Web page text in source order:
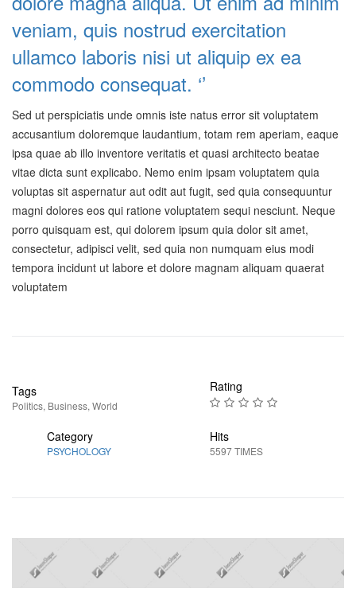
veniam, quis nostrud exercitation
ullamco laboris nisi ut aliquip ex ea
commodo consequat. ‘’
Sed ut perspiciatis unde omnis iste natus error sit voluptatem
accusantium doloremque laudantium, totam rem aperiam, eaque
ipsa quae ab illo inventore veritatis et quasi architecto beatae
vitae dicta sunt explicabo. Nemo enim ipsam voluptatem quia
voluptas sit aspernatur aut odit aut fugit, sed quia consequuntur
magni dolores eos qui ratione voluptatem sequi nesciunt. Neque
porro quisquam est, qui dolorem ipsum quia dolor sit amet,
consectetur, adipisci velit, sed quia non numquam eius modi
tempora incidunt ut labore et dolore magnam aliquam quaerat
voluptatem
Tags
Politics, Business, World
Rating
Category
PSYCHOLOGY
Hits
5597 TIMES